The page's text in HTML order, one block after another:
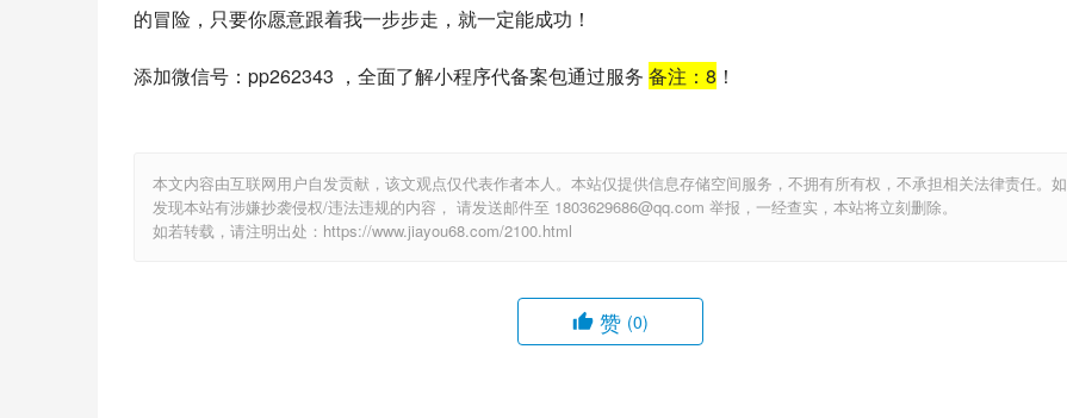
的冒险，只要你愿意跟着我一步步走，就一定能成功！
添加微信号：pp262343 ，全面了解小程序代备案包通过服务 备注： 8 ！
本文内容由互联网用户自发贡献，该文观点仅代表作者本人。本站仅提供信息存储空间服务，不拥有所有权，不承担相关法律责任。如
发现本站有涉嫌抄袭侵权/违法违规的内容， 请发送邮件至 1803629686@qq.com 举报，一经查实，本站将立刻删除。
如若转载，请注明出处：https://www.jiayou68.com/2100.html
赞 (0)